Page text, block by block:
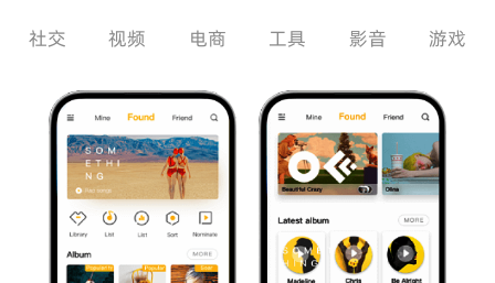
社交 视频 电商 工具 影音 游戏